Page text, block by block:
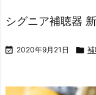
シグニア補聴器
 2020年9月21日 